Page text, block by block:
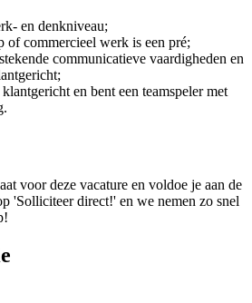
en denkniveau;
of commercieel werk is een pré;
communicatieve vaardigheden en
en bent een teamspeler met
voor deze vacature en voldoe je aan de
'Solliciteer direct!' en we nemen zo snel